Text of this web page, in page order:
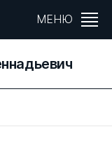
МЕНЮ